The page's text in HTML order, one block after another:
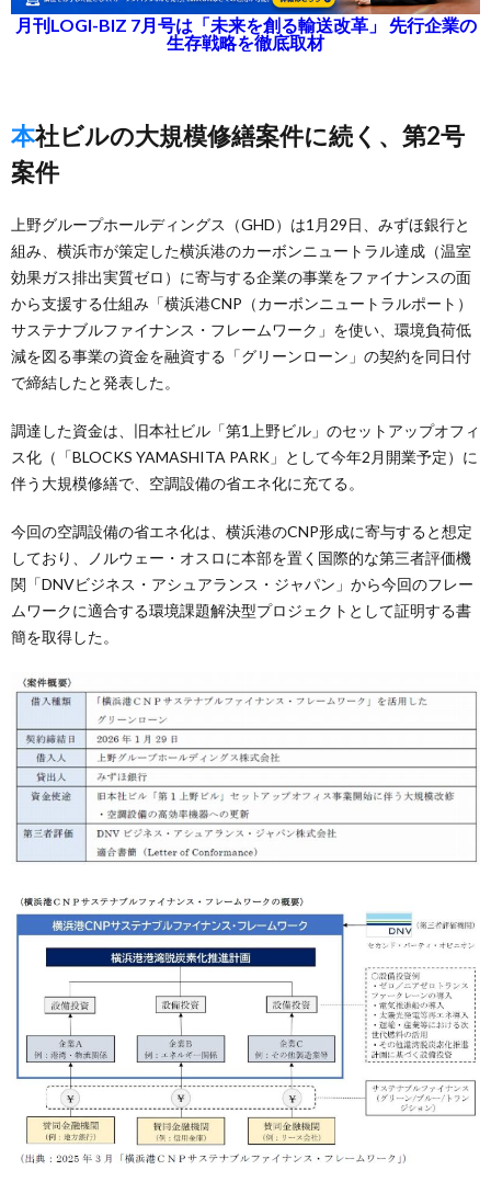
月刊LOGI-BIZ 7月号は「未来を創る輸送改革」 先行企業の
生存戦略を徹底取材
本社ビルの大規模修繕案件に続く、第2号
案件
上野グループホールディングス（GHD）は1月29日、みずほ銀行と
組み、横浜市が策定した横浜港のカーボンニュートラル達成（温室
効果ガス排出実質ゼロ）に寄与する企業の事業をファイナンスの面
から支援する仕組み「横浜港CNP（カーボンニュートラルポート）
サステナブルファイナンス・フレームワーク」を使い、環境負荷低
減を図る事業の資金を融資する「グリーンローン」の契約を同日付
で締結したと発表した。
調達した資金は、旧本社ビル「第1上野ビル」のセットアップオフィ
ス化（「BLOCKS YAMASHITA PARK」として今年2月開業予定）に
伴う大規模修繕で、空調設備の省エネ化に充てる。
今回の空調設備の省エネ化は、横浜港のCNP形成に寄与すると想定
しており、ノルウェー・オスロに本部を置く国際的な第三者評価機
関「DNVビジネス・アシュアランス・ジャパン」から今回のフレー
ムワークに適合する環境課題解決型プロジェクトとして証明する書
簡を取得した。